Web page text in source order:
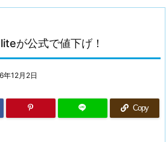
が公式で値下げ！
年12月2日
Copy